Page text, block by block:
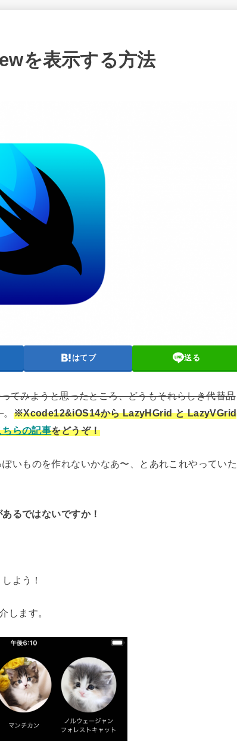
を表示する方法
はてブ 送る
てみようと思ったところ、どうもそれらしき代替品
。 ※Xcode12&iOS14から LazyHGrid と LazyVGrid
ちらの記事をどうぞ！
いものを作れないかなあ〜、とあれこれやっていた
るではないですか！
よう！
します。